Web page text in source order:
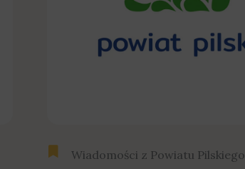
Wiadomości z Powiatu Pilskiego